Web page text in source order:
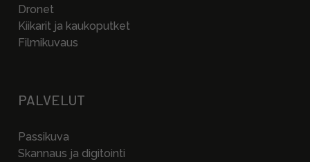
Dronet
Kiikarit ja kaukoputket
Filmikuvaus
PALVELUT
Passikuva
Skannaus ja digitointi